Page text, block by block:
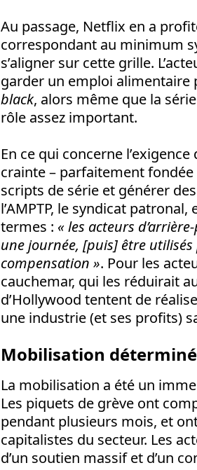
Au passage, Netflix en a
correspondant au minimum
s’aligner sur cette grille.
garder un emploi alimentaire
black, alors même que la
rôle assez important.
En ce qui concerne
crainte – parfaitement
scripts de série et générer
l’AMPTP, le syndicat
termes : «les acteurs
une journée, [puis] être utilisés
compensation ». Pour les
cauchemar, qui les réduirait
d’Hollywood tentent de
une industrie (et ses profits)
Mobilisation
La mobilisation a été un
Les piquets de grève ont
pendant plusieurs mois, et
capitalistes du secteur. Les
d’un soutien massif et d’un